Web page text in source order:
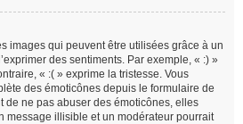
images qui peuvent être utilisées grâce à un
des sentiments. Par exemple, « :) »
« :( » exprime la tristesse. Vous
des émoticônes depuis le formulaire de
de ne pas abuser des émoticônes, elles
message illisible et un modérateur pourrait